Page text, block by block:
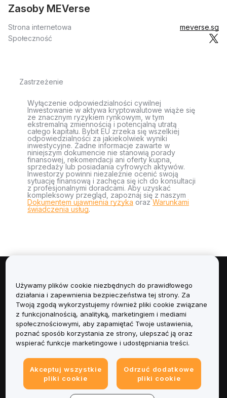
Zasoby MEVerse
Strona internetowa
meverse.sg
Społeczność
Zastrzeżenie
Wyłączenie odpowiedzialności cywilnej
Inwestowanie w aktywa kryptowalutowe wiąże się
ze znacznym ryzykiem rynkowym, w tym
ekstremalną zmiennością i potencjalną utratą
całego kapitału. Bybit EU zrzeka się wszelkiej
odpowiedzialności za jakiekolwiek wyniki
inwestycyjne. Żadne informacje zawarte w
niniejszym dokumencie nie stanowią porady
finansowej, rekomendacji ani oferty kupna,
sprzedaży lub posiadania cyfrowych aktywów.
Inwestorzy powinni niezależnie ocenić swoją
sytuację finansową i zachęca się ich do konsultacji
z profesjonalnymi doradcami. Aby uzyskać
kompleksowy przegląd, zapoznaj się z naszym
Dokumentem ujawnienia ryzyka orazWarunkami
świadczenia usług.
Informacje
Usługi
Obsługa Klienta
Informacje prawne
Używamy plików cookie niezbędnych do prawidłowego
działania i zapewnienia bezpieczeństwa tej strony. Za
Twoją zgodą wykorzystujemy również pliki cookie związane
z funkcjonalnością, analityką, marketingiem i mediami
społecznościowymi, aby zapamiętać Twoje ustawienia,
poznać sposób korzystania ze strony, ulepszać ją oraz
wspierać funkcje marketingowe i udostępniania treści.
Akceptuj wszystkie
pliki cookie
Odrzuć dodatkowe
pliki cookie